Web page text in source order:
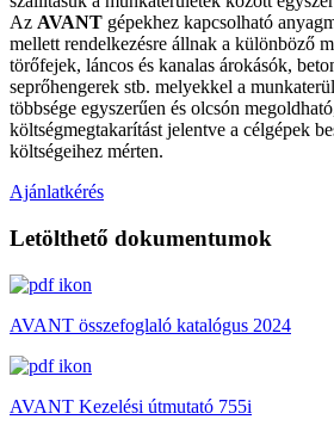
Az AVANT gépekhez kapcsolható
mellett rendelkezésre állnak a különböző
törőfejek, láncos és kanalas árokásók,
seprőhengerek stb. melyekkel a
többsége egyszerűen és olcsón
költségmegtakarítást jelentve a célgépek
költségeihez mérten.
Ajánlatkérés
Letölthető dokumentumok
AVANT összefoglaló katalógus 2024
AVANT Kezelési útmutató 755i